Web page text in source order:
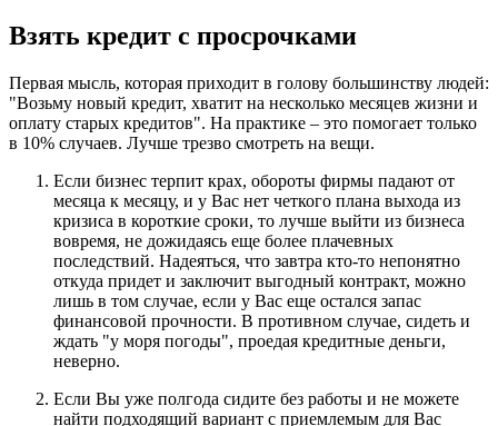
Взять кредит с просрочками
Первая мысль, которая приходит в голову большинству людей:
"Возьму новый кредит, хватит на несколько месяцев жизни и
оплату старых кредитов". На практике – это помогает только
в 10% случаев. Лучше трезво смотреть на вещи.
Если бизнес терпит крах, обороты фирмы падают от
месяца к месяцу, и у Вас нет четкого плана выхода из
кризиса в короткие сроки, то лучше выйти из бизнеса
вовремя, не дожидаясь еще более плачевных
последствий. Надеяться, что завтра кто-то непонятно
откуда придет и заключит выгодный контракт, можно
лишь в том случае, если у Вас еще остался запас
финансовой прочности. В противном случае, сидеть и
ждать "у моря погоды", проедая кредитные деньги,
неверно.
Если Вы уже полгода сидите без работы и не можете
найти подходящий вариант с приемлемым для Вас